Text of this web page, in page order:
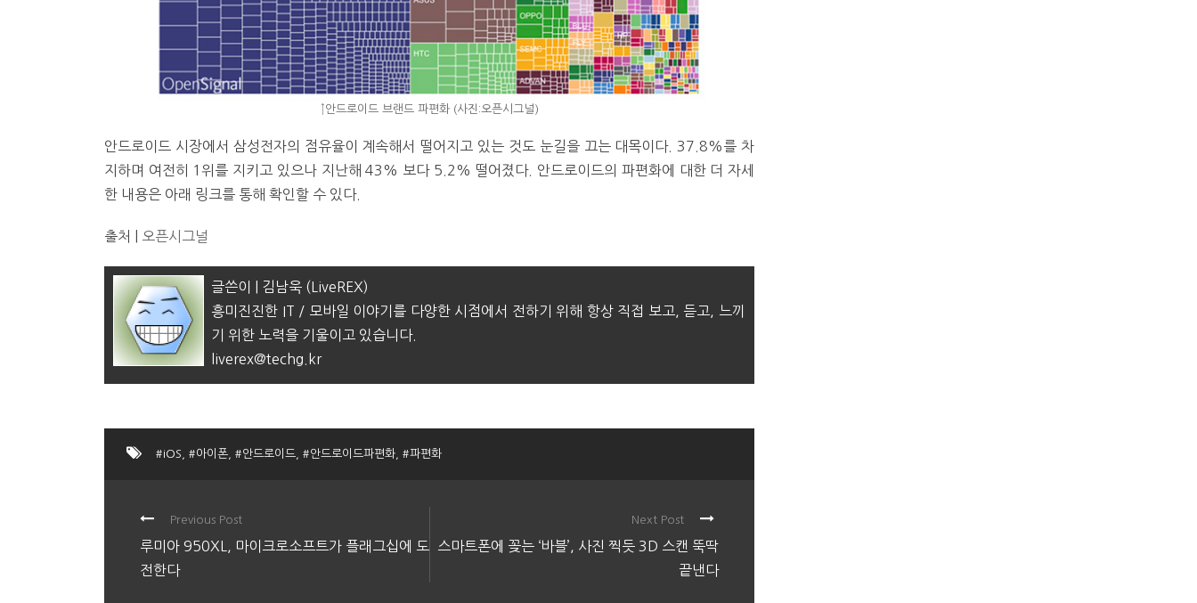
↑안드로이드 브랜드 파편화 (사진:오픈시그널)
안드로이드 시장에서 삼성전자의 점유율이 계속해서 떨어지고 있는 것도 눈길을 끄는 대목이다. 37.8%를 차
지하며 여전히 1위를 지키고 있으나 지난해 43% 보다 5.2% 떨어졌다. 안드로이드의 파편화에 대한 더 자세
한 내용은 아래 링크를 통해 확인할 수 있다.
출처 | 오픈시그널
글쓴이 | 김남욱 (LiveREX)
흥미진진한 IT / 모바일 이야기를 다양한 시점에서 전하기 위해 항상 직접 보고, 듣고, 느끼
기 위한 노력을 기울이고 있습니다.
liverex@techg.kr
#iOS #아이폰 #안드로이드 #안드로이드파편화 #파편화
Previous Post
루미아 950XL, 마이크로소프트가 플래그십에 도
전한다
Next Post
스마트폰에 꽂는 ‘바블’, 사진 찍듯 3D 스캔 뚝딱
끝낸다